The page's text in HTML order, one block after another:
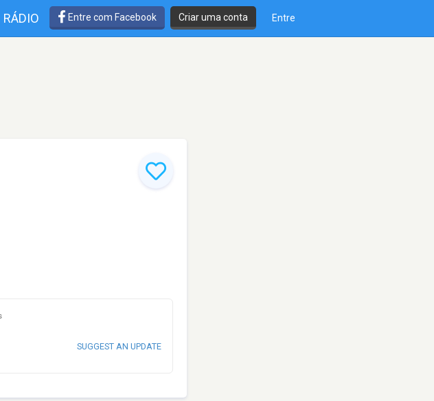
RÁDIO Entre com Facebook Criar uma conta Entre
SUGGEST AN UPDATE